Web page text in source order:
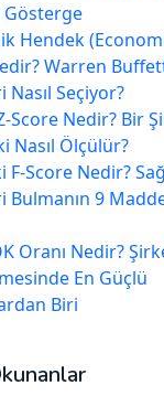
Gösterge
Hendek
Warren
Seçiyor?
Score Nedir? Bir
Nasıl Ölçülür?
Score Nedir?
Bulmanın 9
Oranı Nedir?
En Güçlü
Biri